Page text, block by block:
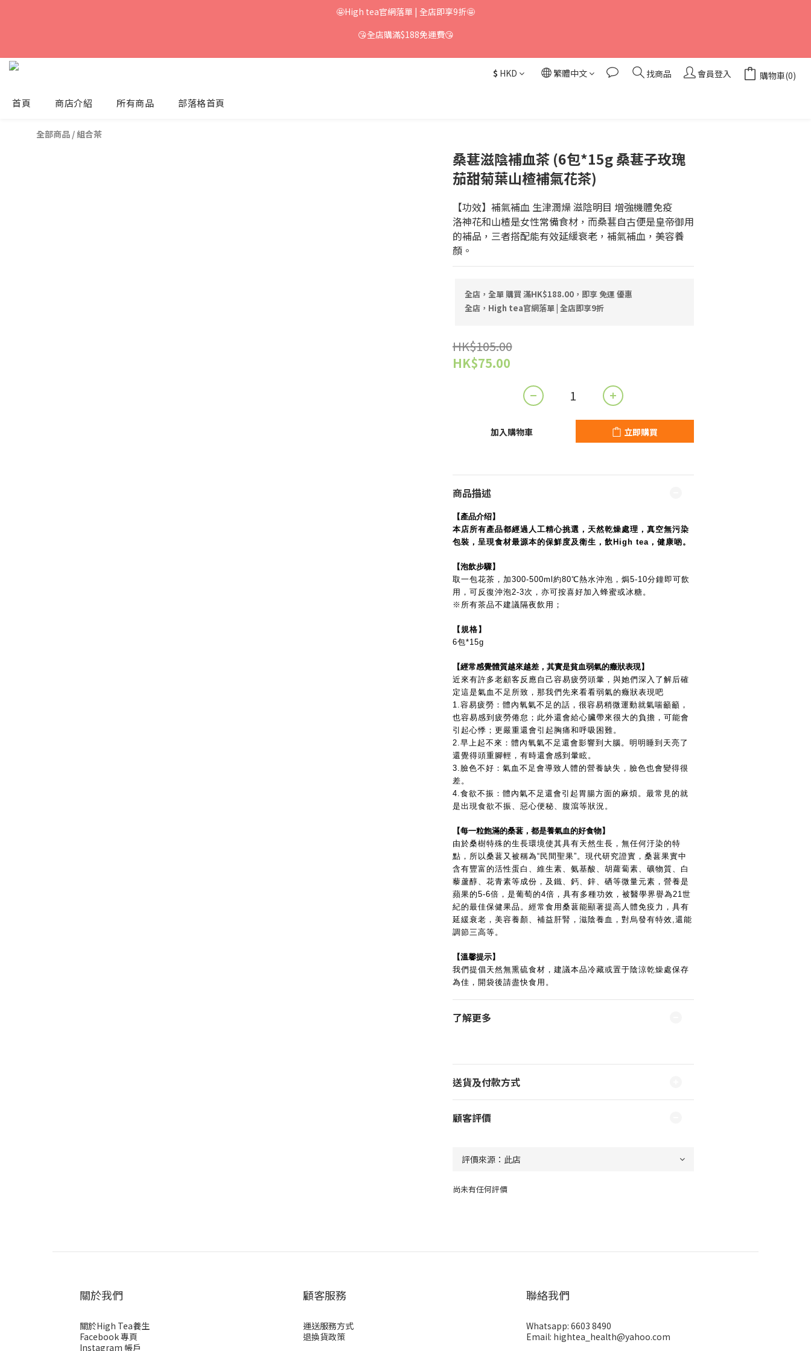
🤩High tea官網落單 | 全店即享9折🤩
😘全店購滿$188免運費😘
$ HKD 繁體中文 找商品 會員登入 購物車(0)
首頁 商店介紹 所有商品 部落格首頁
全部商品 /組合茶
桑葚滋陰補血茶 (6包*15g 桑葚子玫瑰
茄甜菊葉山楂補氣花茶)
【功效】補氣補血 生津潤燥 滋陰明目 增強機體免疫
洛神花和山楂是女性常備食材，而桑葚自古便是皇帝御用
的補品，三者搭配能有效延緩衰老，補氣補血，美容養
顏。
全店，全單 購買 滿HK$188.00，即享 免運 優惠
全店，High tea官網落單 | 全店即享9折
HK$105.00
HK$75.00
加入購物車 立即購買
商品描述
【產品介绍】
本店所有產品都經過人工精心挑選，天然乾燥處理，真空無污染
包裝，呈現食材最源本的保鮮度及衛生，飲High tea，健康啲。
【泡飲步驟】
取一包花茶，加300-500ml約80℃熱水沖泡，焗5-10分鐘即可飲
用，可反復沖泡2-3次，亦可按喜好加入蜂蜜或冰糖。
※所有茶品不建議隔夜飲用；
【規格】
6包*15g
【經常感覺體質越來越差，其實是貧血弱氣的癥狀表現】
近來有許多老顧客反應自己容易疲勞頭暈，與她們深入了解后確
定這是氣血不足所致，那我們先來看看弱氣的癥狀表現吧
1.容易疲勞：體內氧氣不足的話，很容易稍微運動就氣喘籲籲，
也容易感到疲勞倦怠；此外還會給心臟帶來很大的負擔，可能會
引起心悸；更嚴重還會引起胸痛和呼吸困難。
2.早上起不來：體內氧氣不足還會影響到大腦。明明睡到天亮了
還覺得頭重腳輕，有時還會感到暈眩。
3.臉色不好：氣血不足會導致人體的營養缺失，臉色也會變得很
差。
4.食欲不振：體內氣不足還會引起胃腸方面的麻煩。最常見的就
是出現食欲不振、惡心便秘、腹瀉等狀況。
【每一粒飽滿的桑葚，都是養氣血的好食物】
由於桑樹特殊的生長環境使其具有天然生長，無任何汙染的特
點，所以桑葚又被稱為“民間聖果”。現代研究證實，桑葚果實中
含有豐富的活性蛋白、維生素、氨基酸、胡蘿蔔素、礦物質、白
藜蘆醇、花青素等成份，及鐵、鈣、鋅、硒等微量元素，營養是
蘋果的5-6倍，是葡萄的4倍，具有多種功效，被醫學界譽為21世
紀的最佳保健果品。 經常食用桑葚能顯著提高人體免疫力，具有
延緩衰老，美容養顏、補益肝腎，滋陰養血，對烏發有特效,還能
調節三高等。
【溫馨提示】
我們提倡天然無熏硫食材，建議本品冷藏或置于陰涼乾燥處保存
為佳，開袋後請盡快食用。
了解更多
送貨及付款方式
顧客評價
尚未有任何評價
關於我們
關於High Tea養生
Facebook 專頁
Instagram 帳戶
顧客服務
運送服務方式
退換貨政策
聯絡我們
Whatsapp: 6603 8490
Email: hightea_health@yahoo.com